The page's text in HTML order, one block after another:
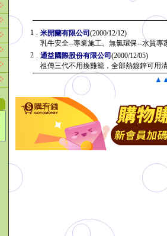
1 . 米開蘭有限公司 (2000/12/12)
乳牛安全--專業施工。無氯環保--水質
2 . 通益國際股份有限公司 (2000/12/05)
祖傳三代不用換雞籠，全部熱鍍鋅可